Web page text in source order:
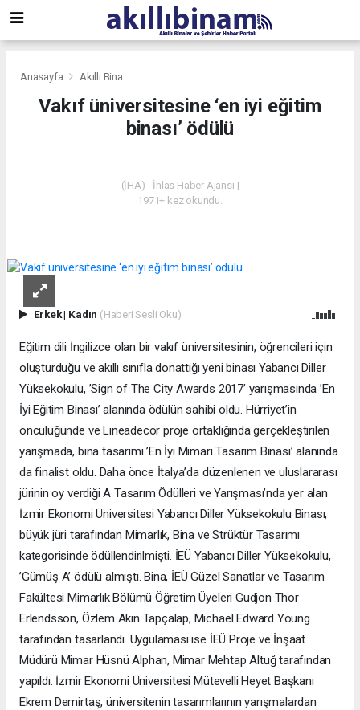
Anasayfa Akıllı Bina
Vakıf üniversitesine ‘en iyi eğitim
binası’ ödülü
(İHA) - İhlas Haber Ajansı |
1971+ kez okundu.
Erkek| Kadın (Haberi Sesli Oku)
Eğitim dili İngilizce olan bir vakıf üniversitesinin, öğrencileri için
oluşturduğu ve akıllı sınıfla donattığı yeni binası Yabancı Diller
Yüksekokulu, ’Sign of The City Awards 2017’ yarışmasında ’En
İyi Eğitim Binası’ alanında ödülün sahibi oldu. Hürriyet’in
öncülüğünde ve Lineadecor proje ortaklığında gerçekleştirilen
yarışmada, bina tasarımı ’En İyi Mimarı Tasarım Binası’ alanında
da finalist oldu. Daha önce İtalya’da düzenlenen ve uluslararası
jürinin oy verdiği A Tasarım Ödülleri ve Yarışması’nda yer alan
İzmir Ekonomi Üniversitesi Yabancı Diller Yüksekokulu Binası,
büyük jüri tarafından Mimarlık, Bina ve Strüktür Tasarımı
kategorisinde ödüllendirilmişti. İEÜ Yabancı Diller Yüksekokulu,
’Gümüş A’ ödülü almıştı. Bina, İEÜ Güzel Sanatlar ve Tasarım
Fakültesi Mimarlık Bölümü Öğretim Üyeleri Gudjon Thor
Erlendsson, Özlem Akın Tapçalap, Michael Edward Young
tarafından tasarlandı. Uygulaması ise İEÜ Proje ve İnşaat
Müdürü Mimar Hüsnü Alphan, Mimar Mehtap Altuğ tarafından
yapıldı. İzmir Ekonomi Üniversitesi Mütevelli Heyet Başkanı
Ekrem Demirtaş, üniversitenin tasarımlarının yarışmalardan